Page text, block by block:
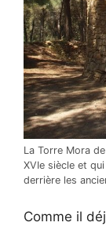
La Torre Mora
XVIe siècle et
derrière les
Comme il